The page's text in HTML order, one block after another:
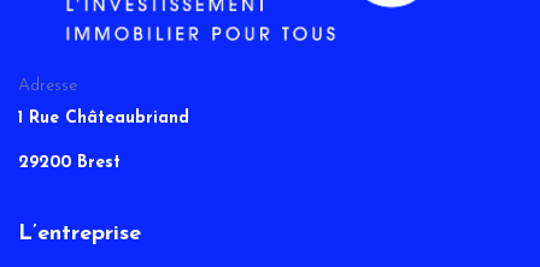
Adresse
1 Rue Châteaubriand
29200 Brest
L’entreprise